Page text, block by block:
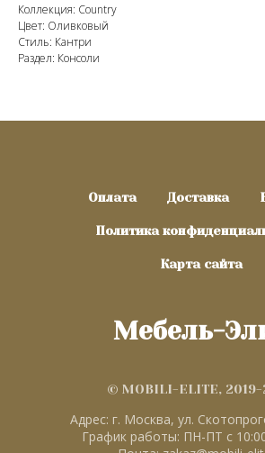
Коллекция: Country
Цвет: Оливковый
Стиль: Кантри
Раздел: Консоли
Оплата Доставка
Политика
Карта сайта
Мебель-
© MOBILI-ELITE,
Адрес: г. Москва, ул.
График работы: ПН-ПТ с